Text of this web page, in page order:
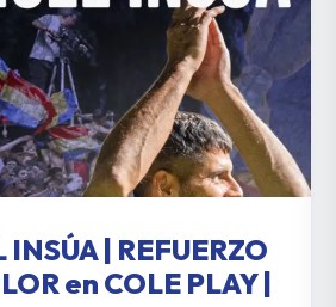
| REFUERZO
en COLE PLAY |